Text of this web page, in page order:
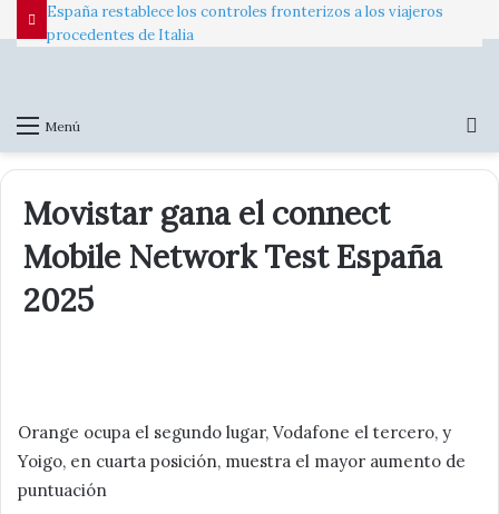
España restablece los controles fronterizos a los viajeros
procedentes de Italia
Menú
Movistar gana el connect
Mobile Network Test España
2025
Orange ocupa el segundo lugar, Vodafone el tercero, y
Yoigo, en cuarta posición, muestra el mayor aumento de
puntuación